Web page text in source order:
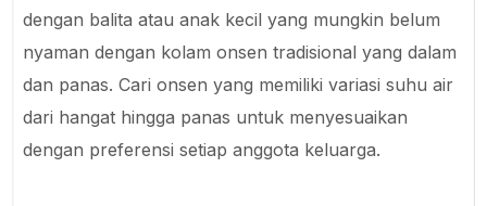
dengan balita atau anak kecil yang mungkin belum
nyaman dengan kolam onsen tradisional yang dalam
dan panas. Cari onsen yang memiliki variasi suhu air
dari hangat hingga panas untuk menyesuaikan
dengan preferensi setiap anggota keluarga.